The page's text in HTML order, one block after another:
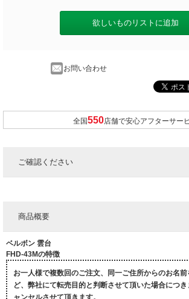
欲しいものリストに追加
お問い合わせ
全国 店舗で安心アフターサー
ご確認ください
商品概要
ベルボン 雲台
FHD-43Mの特徴
お一人様で複数回のご注文、同一ご住所からのお名
ど、弊社にて転売目的と判断させて頂いた場合につ
ャンセルさせて頂きます。